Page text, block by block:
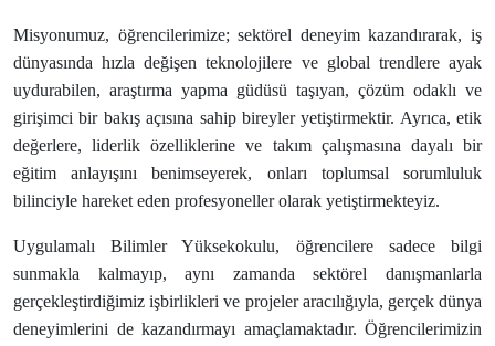
Misyonumuz, öğrencilerimize; sektörel deneyim kazandırarak, iş
dünyasında hızla değişen teknolojilere ve global trendlere ayak
uydurabilen, araştırma yapma güdüsü taşıyan, çözüm odaklı ve
girişimci bir bakış açısına sahip bireyler yetiştirmektir. Ayrıca, etik
değerlere, liderlik özelliklerine ve takım çalışmasına dayalı bir
eğitim anlayışını benimseyerek, onları toplumsal sorumluluk
bilinciyle hareket eden profesyoneller olarak yetiştirmekteyiz.
Uygulamalı Bilimler Yüksekokulu, öğrencilere sadece bilgi
sunmakla kalmayıp, aynı zamanda sektörel danışmanlarla
gerçekleştirdiğimiz işbirlikleri ve projeler aracılığıyla, gerçek dünya
deneyimlerini de kazandırmayı amaçlamaktadır. Öğrencilerimizin